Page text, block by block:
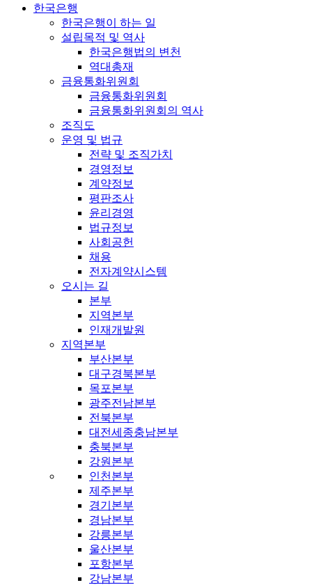
한국은행
한국은행이 하는 일
설립목적 및 역사
한국은행법의 변천
역대총재
금융통화위원회
금융통화위원회
금융통화위원회의 역사
조직도
운영 및 법규
전략 및 조직가치
경영정보
계약정보
평판조사
윤리경영
법규정보
사회공헌
채용
전자계약시스템
오시는 길
본부
지역본부
인재개발원
지역본부
부산본부
대구경북본부
목포본부
광주전남본부
전북본부
대전세종충남본부
충북본부
강원본부
인천본부
제주본부
경기본부
경남본부
강릉본부
울산본부
포항본부
강남본부